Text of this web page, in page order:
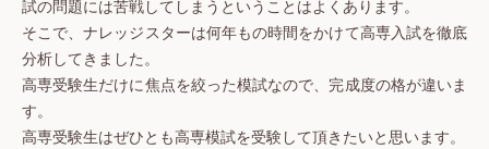
試の問題には苦戦してしまうということはよくあります。
そこで、ナレッジスターは何年もの時間をかけて高専入試を徹底
分析してきました。
高専受験生だけに焦点を絞った模試なので、完成度の格が違いま
す。
高専受験生はぜひとも高専模試を受験して頂きたいと思います。